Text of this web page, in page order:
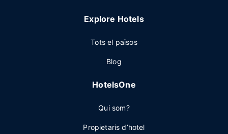
Explore Hotels
Tots el països
Blog
HotelsOne
Qui som?
Propietaris d’hotel